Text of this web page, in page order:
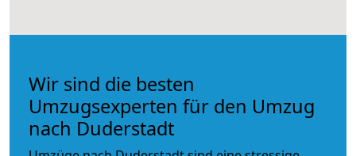
Wir sind die besten
Umzugsexperten für den Umzug
nach Duderstadt